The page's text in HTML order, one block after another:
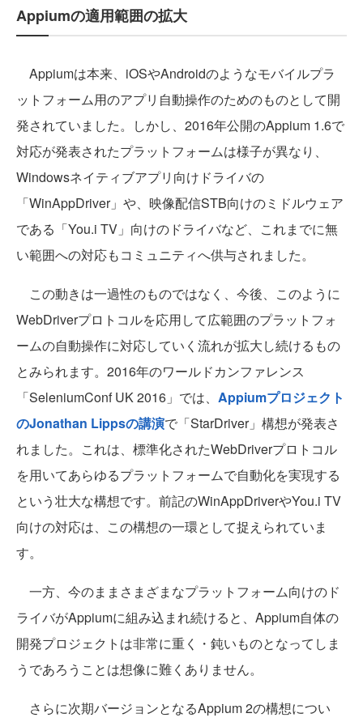
Appiumの適用範囲の拡大
Appiumは本来、iOSやAndroidのようなモバイルプラ
ットフォーム用のアプリ自動操作のためのものとして開
発されていました。しかし、2016年公開のAppium 1.6で
対応が発表されたプラットフォームは様子が異なり、
Windowsネイティブアプリ向けドライバの
「WinAppDriver」や、映像配信STB向けのミドルウェア
である「You.i TV」向けのドライバなど、これまでに無
い範囲への対応もコミュニティへ供与されました。
この動きは一過性のものではなく、今後、このように
WebDriverプロトコルを応用して広範囲のプラットフォ
ームの自動操作に対応していく流れが拡大し続けるもの
とみられます。2016年のワールドカンファレンス
「SeleniumConf UK 2016」では、 Appiumプロジェクト
のJonathan Lippsの講演で「StarDriver」構想が発表さ
れました。これは、標準化されたWebDriverプロトコル
を用いてあらゆるプラットフォームで自動化を実現する
という壮大な構想です。前記のWinAppDriverやYou.i TV
向けの対応は、この構想の一環として捉えられていま
す。
一方、今のままさまざまなプラットフォーム向けのド
ライバがAppiumに組み込まれ続けると、Appium自体の
開発プロジェクトは非常に重く・鈍いものとなってしま
うであろうことは想像に難くありません。
さらに次期バージョンとなるAppium 2の構想につい